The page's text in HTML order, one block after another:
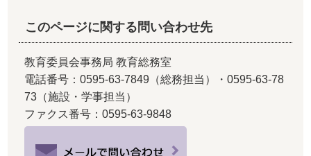
このページに関する問い合わせ先
教育委員会事務局 教育総務室
電話番号：0595-63-7849（総務担当）・0595-63-78
73（施設・学事担当）
ファクス番号：0595-63-9848